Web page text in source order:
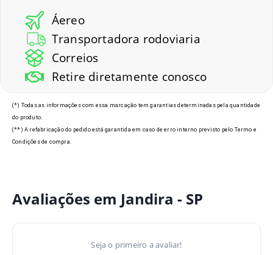
Áereo
Transportadora rodoviaria
Correios
Retire diretamente conosco
(*) Todas as informações com essa marcação tem garantias determinadas pela quantidade
do produto.
(**) A refabricação do pedido está garantida em caso de erro interno previsto pelo Termo e
Condições de compra.
Avaliações em Jandira - SP
Seja o primeiro a avaliar!